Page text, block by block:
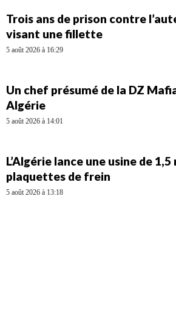
Trois ans de prison contre
visant une fillette
5 août 2026 à 16:29
Un chef présumé de la DZ
Algérie
5 août 2026 à 14:01
L’Algérie lance une usine de
plaquettes de frein
5 août 2026 à 13:18